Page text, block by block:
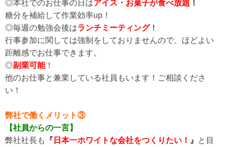
◎本社でのお仕事の日はアイス・お菓子が食べ放題 ！
糖分を補給して作業効率up！
◎毎週の勉強会後はランチミーティング！
行事参加に関しては強制をしておりませんので、ほどよい
距離感でお仕事できます。
◎副業可能！
他のお仕事と兼業している社員もいます！ご相談くださ
い！
弊社で働くメリット③
【社員からの一言】
弊社社長も
『 日本一ホワイトな会社をつくりたい！ 』
と目